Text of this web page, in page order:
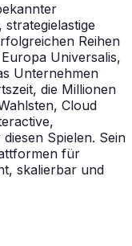
Reihen
Universalis,
Unternehmen
die Millionen
Cloud
Spielen. Sein
für
skalierbar und